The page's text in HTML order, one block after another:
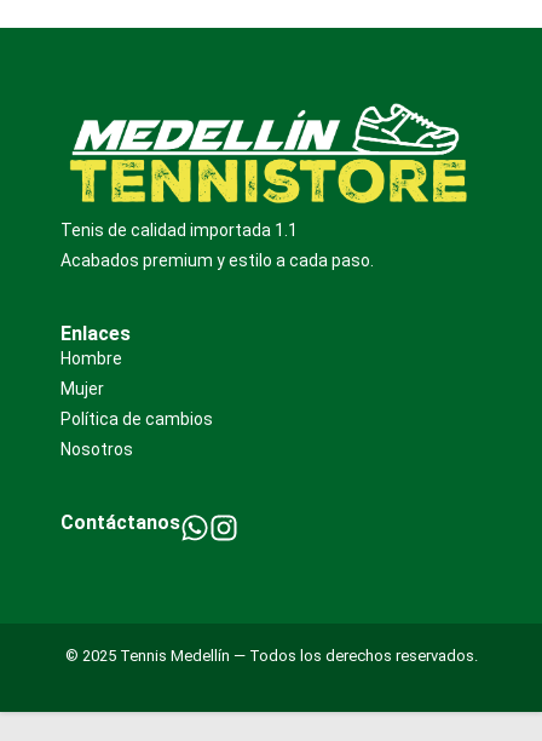
Tenis de calidad importada 1.1
Acabados premium y estilo a cada paso.
Enlaces
Hombre
Mujer
Política de cambios
Nosotros
Contáctanos
© 2025 Tennis Medellín — Todos los derechos reservados.